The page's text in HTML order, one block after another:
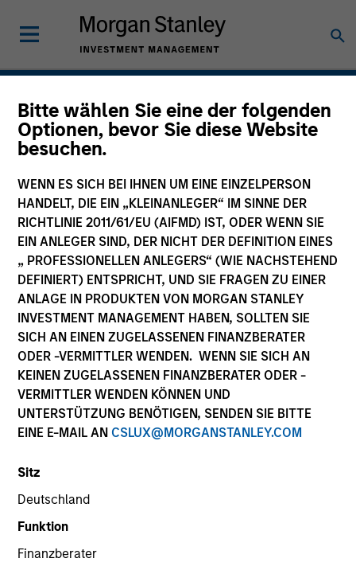
Bitte wählen Sie eine der folgenden
Optionen, bevor Sie diese Website
besuchen.
WENN ES SICH BEI IHNEN UM EINE EINZELPERSON
HANDELT, DIE EIN „KLEINANLEGER“ IM SINNE DER
RICHTLINIE 2011/61/EU (AIFMD) IST, ODER WENN SIE
EIN ANLEGER SIND, DER NICHT DER DEFINITION EINES
„ PROFESSIONELLEN ANLEGERS“ (WIE NACHSTEHEND
DEFINIERT) ENTSPRICHT, UND SIE FRAGEN ZU EINER
ANLAGE IN PRODUKTEN VON MORGAN STANLEY
INVESTMENT MANAGEMENT HABEN, SOLLTEN SIE
SICH AN EINEN ZUGELASSENEN FINANZBERATER
ODER -VERMITTLER WENDEN. WENN SIE SICH AN
KEINEN ZUGELASSENEN FINANZBERATER ODER -
VERMITTLER WENDEN KÖNNEN UND
UNTERSTÜTZUNG BENÖTIGEN, SENDEN SIE BITTE
EINE E-MAIL AN CSLUX@MORGANSTANLEY.COM
Sitz
Deutschland
Funktion
Finanzberater
Hedgefonds